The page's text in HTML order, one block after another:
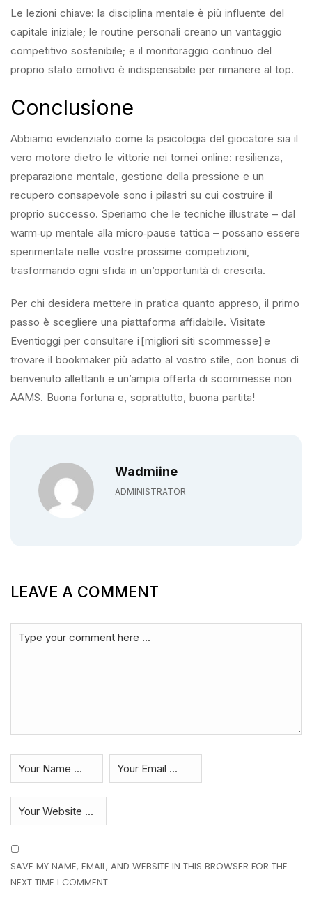
Le lezioni chiave: la disciplina mentale è più influente del
capitale iniziale; le routine personali creano un vantaggio
competitivo sostenibile; e il monitoraggio continuo del
proprio stato emotivo è indispensabile per rimanere al top.
Conclusione
Abbiamo evidenziato come la psicologia del giocatore sia il
vero motore dietro le vittorie nei tornei online: resilienza,
preparazione mentale, gestione della pressione e un
recupero consapevole sono i pilastri su cui costruire il
proprio successo. Speriamo che le tecniche illustrate – dal
warm‑up mentale alla micro‑pause tattica – possano essere
sperimentate nelle vostre prossime competizioni,
trasformando ogni sfida in un’opportunità di crescita.
Per chi desidera mettere in pratica quanto appreso, il primo
passo è scegliere una piattaforma affidabile. Visitate
Eventioggi per consultare i [migliori siti scommesse] e
trovare il bookmaker più adatto al vostro stile, con bonus di
benvenuto allettanti e un’ampia offerta di scommesse non
AAMS. Buona fortuna e, soprattutto, buona partita!
Wadmiine
ADMINISTRATOR
LEAVE A COMMENT
SAVE MY NAME, EMAIL, AND WEBSITE IN THIS BROWSER FOR THE
NEXT TIME I COMMENT.